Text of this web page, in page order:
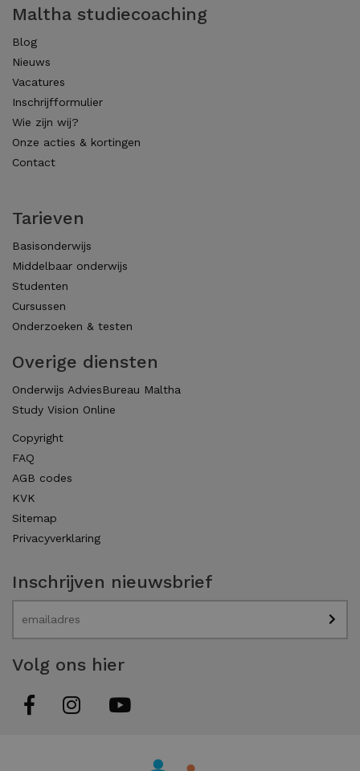
Maltha studiecoaching
Blog
Nieuws
Vacatures
Inschrijfformulier
Wie zijn wij?
Onze acties & kortingen
Contact
Tarieven
Basisonderwijs
Middelbaar onderwijs
Studenten
Cursussen
Onderzoeken & testen
Overige diensten
Onderwijs AdviesBureau Maltha
Study Vision Online
Copyright
FAQ
AGB codes
KVK
Sitemap
Privacyverklaring
Inschrijven nieuwsbrief
Volg ons hier